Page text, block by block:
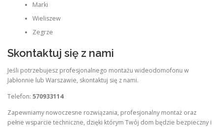
Marki
Wieliszew
Zegrze
Skontaktuj się z nami
Jeśli potrzebujesz profesjonalnego montażu wideodomofonu w
Jabłonnie lub Warszawie, skontaktuj się z nami.
Telefon: 570933114
Zapewniamy nowoczesne rozwiązania, profesjonalny montaż oraz
pełne wsparcie techniczne, dzięki którym Twój dom będzie bezpieczny i